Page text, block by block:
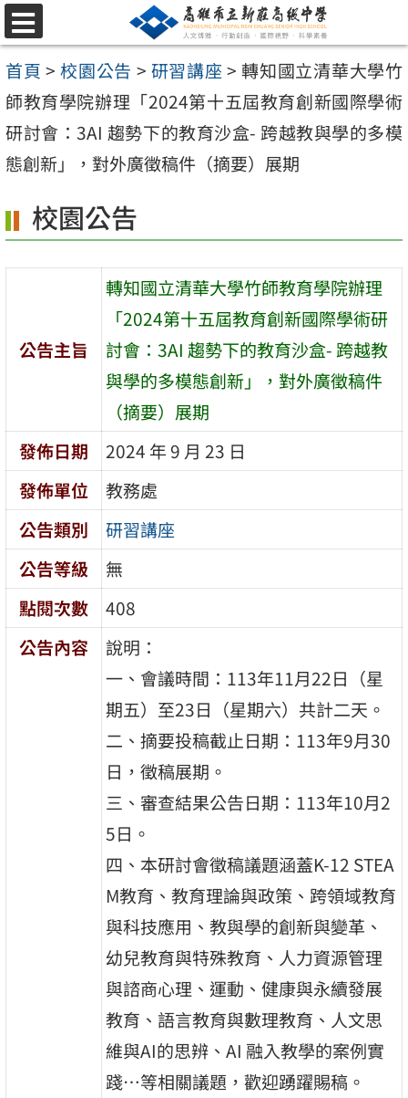
跳
至
主
要
內
容
選
單
首頁 > 校園公告 > 研習講座 > 轉知國立清華大學竹
師教育學院辦理「2024第十五屆教育創新國際學術
研討會：3AI 趨勢下的教育沙盒- 跨越教與學的多模
態創新」，對外廣徵稿件（摘要）展期
校園公告
公告主旨
轉知國立清華大學竹師教育學院辦理
「2024第十五屆教育創新國際學術研
討會：3AI 趨勢下的教育沙盒- 跨越教
與學的多模態創新」，對外廣徵稿件
（摘要）展期
發佈日期
2024 年 9 月 23 日
發佈單位
教務處
公告類別
研習講座
公告等級
無
點閱次數
408
公告內容
說明：
一、會議時間：113年11月22日（星
期五）至23日（星期六）共計二天。
二、摘要投稿截止日期：113年9月30
日，徵稿展期。
三、審查結果公告日期：113年10月2
5日。
四、本研討會徵稿議題涵蓋K-12 STEA
M教育、教育理論與政策、跨領域教育
與科技應用、教與學的創新與變革、
幼兒教育與特殊教育、人力資源管理
與諮商心理、運動、健康與永續發展
教育、語言教育與數理教育、人文思
維與AI的思辨、AI 融入教學的案例實
踐…等相關議題，歡迎踴躍賜稿。